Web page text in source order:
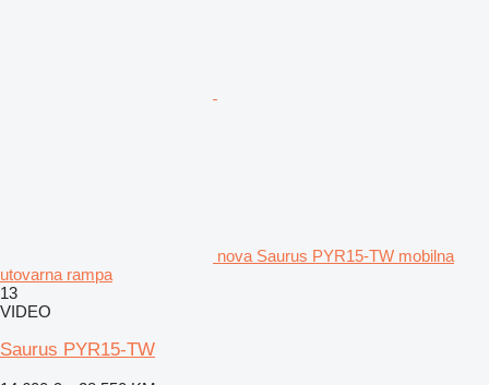
nova Saurus PYR15-TW mobilna
utovarna rampa
13
VIDEO
Saurus PYR15-TW